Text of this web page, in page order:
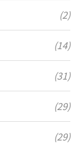
(2)
(14)
(31)
(29)
(29)